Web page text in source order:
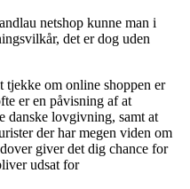
netshop kunne man i
det er dog uden
om online shoppen er
er en påvisning af at
danske lovgivning, samt at
der har megen viden om
giver det dig chance for
udsat for